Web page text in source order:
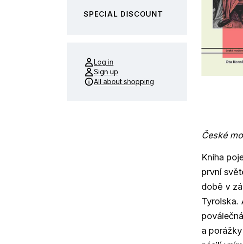
SPECIAL DISCOUNT
Log in
Sign up
All about shopping
České
Kniha
první
době v
Tyrolska.
a